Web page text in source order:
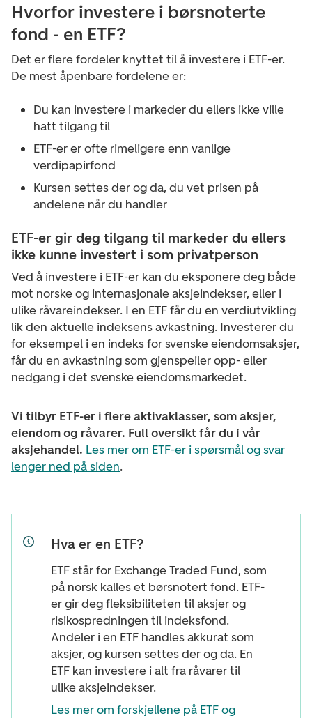
Hvorfor investere i børsnoterte
fond - en ETF?
Det er flere fordeler knyttet til å investere i ETF-er.
De mest åpenbare fordelene er:
Du kan investere i markeder du ellers ikke ville
hatt tilgang til
ETF-er er ofte rimeligere enn vanlige
verdipapirfond
Kursen settes der og da, du vet prisen på
andelene når du handler
ETF-er gir deg tilgang til markeder du ellers
ikke kunne investert i som privatperson
Ved å investere i ETF-er kan du eksponere deg både
mot norske og internasjonale aksjeindekser, eller i
ulike råvareindekser. I en ETF får du en verdiutvikling
lik den aktuelle indeksens avkastning. Investerer du
for eksempel i en indeks for svenske eiendomsaksjer,
får du en avkastning som gjenspeiler opp- eller
nedgang i det svenske eiendomsmarkedet.
Vi tilbyr ETF-er i flere aktivaklasser, som aksjer,
eiendom og råvarer. Full oversikt får du i vår
aksjehandel. Les mer om ETF-er i spørsmål og svar
lenger ned på siden.
Hva er en ETF?
ETF står for Exchange Traded Fund, som
på norsk kalles et børsnotert fond. ETF-
er gir deg fleksibiliteten til aksjer og
risikospredningen til indeksfond.
Andeler i en ETF handles akkurat som
aksjer, og kursen settes der og da. En
ETF kan investere i alt fra råvarer til
ulike aksjeindekser.
Les mer om forskjellene på ETF og